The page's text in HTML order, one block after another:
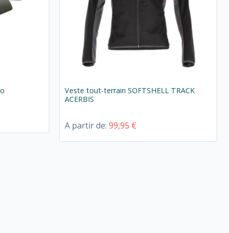
Veste tout-terrain SOFTSHELL TRACK
ACERBIS
A partir de:99,95 €